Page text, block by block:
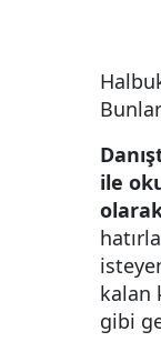
ile
kalan
gibi